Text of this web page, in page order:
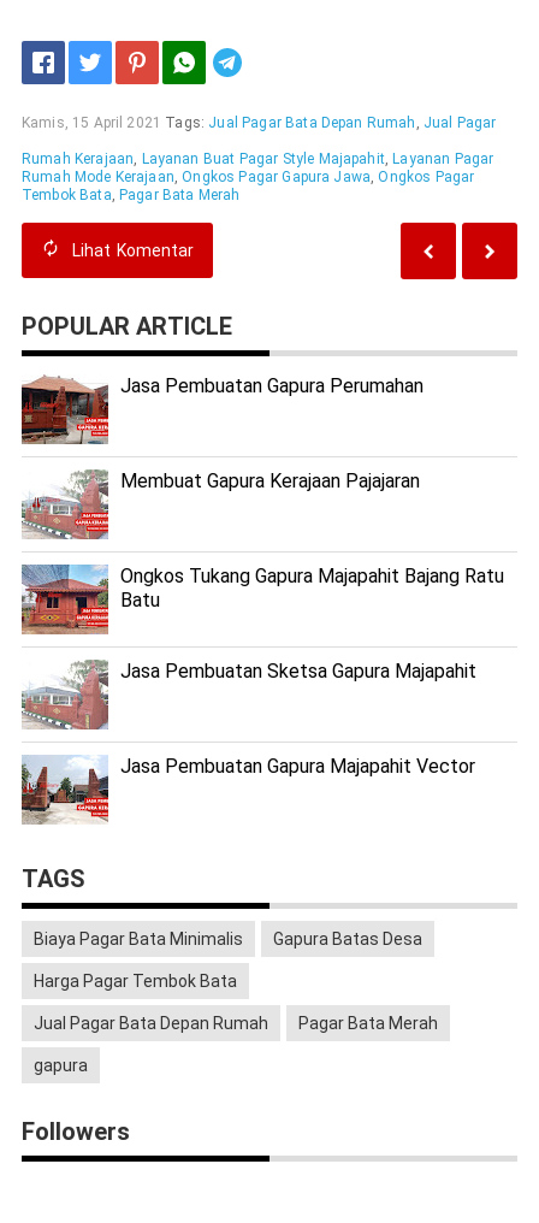
Kamis, 15 April 2021 Tags: Jual Pagar Bata Depan Rumah , Jual Pagar
Rumah Kerajaan, Layanan Buat Pagar Style Majapahit, Layanan Pagar
Rumah Mode Kerajaan,Ongkos Pagar Gapura Jawa,Ongkos Pagar
Tembok Bata, Pagar Bata Merah
Lihat Komentar
POPULAR ARTICLE
Jasa Pembuatan Gapura Perumahan
Membuat Gapura Kerajaan Pajajaran
Ongkos Tukang Gapura Majapahit Bajang Ratu
Batu
Jasa Pembuatan Sketsa Gapura Majapahit
Jasa Pembuatan Gapura Majapahit Vector
TAGS
Biaya Pagar Bata Minimalis Gapura Batas Desa
Harga Pagar Tembok Bata
Jual Pagar Bata Depan Rumah Pagar Bata Merah
gapura
Followers